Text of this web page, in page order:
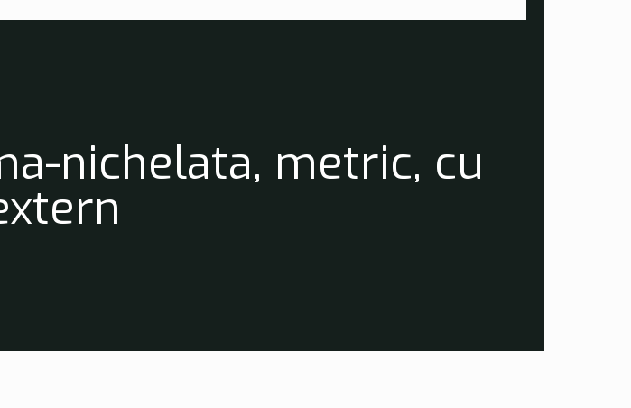
nichelata, metric, cu